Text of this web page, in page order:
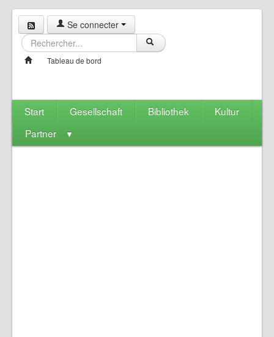
Se connecter
Tableau de bord
Start Gesellschaft Bibliothek
Kultur
Partner
▼